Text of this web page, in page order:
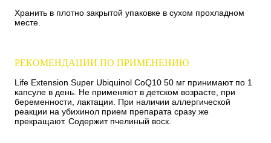
Хранить в плотно закрытой упаковке в сухом прохладном
месте.
РЕКОМЕНДАЦИИ ПО ПРИМЕНЕНИЮ
Life Extension Super Ubiquinol CoQ10 50 мг принимают по 1
капсуле в день. Не применяют в детском возрасте, при
беременности, лактации. При наличии аллергической
реакции на убихинол прием препарата сразу же
прекращают. Содержит пчелиный воск.